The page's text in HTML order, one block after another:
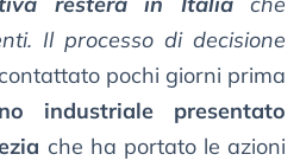
Il processo di decisione
contattato pochi giorni prima
industriale presentato
che ha portato le azioni